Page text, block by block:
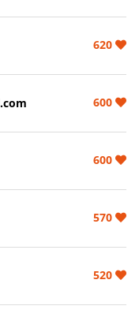
620
600
600
570
520